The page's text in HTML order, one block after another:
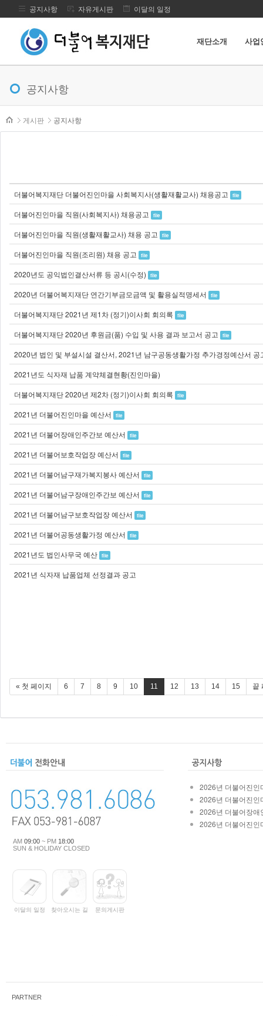
메뉴 건너뛰기
공지사항 자유게시판 이달의 일정
재단소개 사업
공지사항
본문시작
게시판
공지사항
더불어복지재단 더불어진인마을 사회복지사(생활재활교사) 채용공고 file
더불어진인마을 직원(사회복지사) 채용공고 file
더불어진인마을 직원(생활재활교사) 채용 공고 file
더불어진인마을 직원(조리원) 채용 공고 file
2020년도 공익법인결산서류 등 공시(수정) file
2020년 더불어복지재단 연간기부금모금액 및 활용실적명세서 file
더불어복지재단 2021년 제1차 (정기)이사회 회의록 file
더불어복지재단 2020년 후원금(품) 수입 및 사용 결과 보고서 공고 file
2020년 법인 및 부설시설 결산서, 2021년 남구공동생활가정 추가경정예산서 공
2021년도 식자재 납품 계약체결현황(진인마을)
더불어복지재단 2020년 제2차 (정기)이사회 회의록
file
2021년 더불어진인마을 예산서 file
2021년 더불어장애인주간보 예산서 file
2021년 더불어보호작업장 예산서 file
2021년 더불어남구재가복지봉사 예산서 file
2021년 더불어남구장애인주간보 예산서 file
2021년 더불어남구보호작업장 예산서 file
2021년 더불어공동생활가정 예산서 file
2021년도 법인사무국 예산 file
2021년 식자재 납품업체 선정결과 공고
« 첫 페이지 6 7 8 9 10 11 12 13 14 15 끝
AM 09:00 ~ PM 18:00
SUN & HOLIDAY CLOSED
이달의 일정 찾아오시는 길 문의게시판
2026년 더불어진인
2026년 더불어진인
2026년 더불어장애
2026년 더불어진인
PARTNER